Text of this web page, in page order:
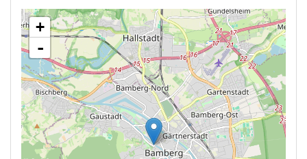
+
-